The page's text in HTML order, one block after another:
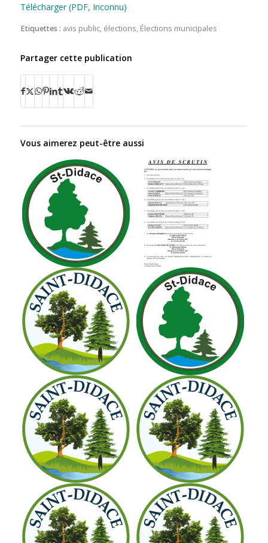
Télécharger (PDF, Inconnu)
Etiquettes : avis public, élections, Élections municipales
Partager cette publication
Vous aimerez peut-être aussi